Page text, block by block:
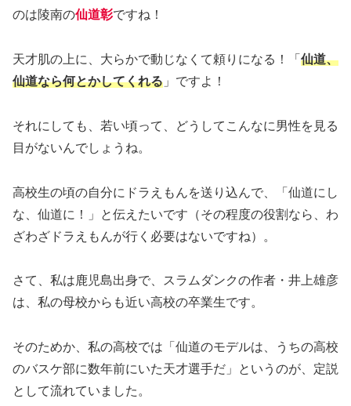
のは陵南の仙道彰ですね！
天才肌の上に、大らかで動じなくて頼りになる！「 仙道、
仙道なら何とかしてくれる 」ですよ！
それにしても、若い頃って、どうしてこんなに男性を見る
目がないんでしょうね。
高校生の頃の自分にドラえもんを送り込んで、「仙道にし
な、仙道に！」と伝えたいです（その程度の役割なら、わ
ざわざドラえもんが行く必要はないですね）。
さて、私は鹿児島出身で、スラムダンクの作者・井上雄彦
は、私の母校からも近い高校の卒業生です。
そのためか、私の高校では「仙道のモデルは、うちの高校
のバスケ部に数年前にいた天才選手だ」というのが、定説
として流れていました。